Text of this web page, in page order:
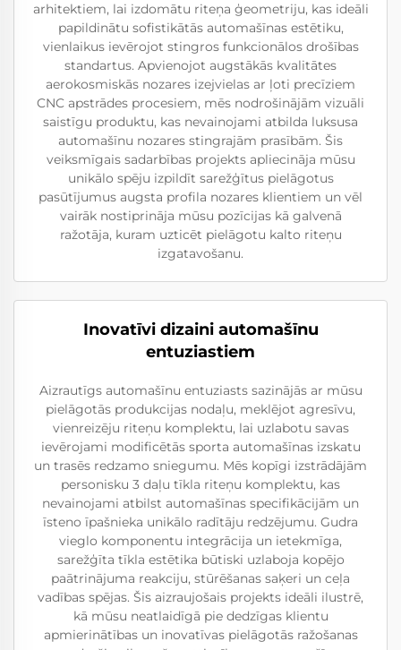
arhitektiem, lai izdomātu riteņa ģeometriju, kas ideāli
papildinātu sofistikātās automašīnas estētiku,
vienlaikus ievērojot stingros funkcionālos drošības
standartus. Apvienojot augstākās kvalitātes
aerokosmiskās nozares izejvielas ar ļoti precīziem
CNC apstrādes procesiem, mēs nodrošinājām vizuāli
saistīgu produktu, kas nevainojami atbilda luksusa
automašīnu nozares stingrajām prasībām. Šis
veiksmīgais sadarbības projekts apliecināja mūsu
unikālo spēju izpildīt sarežģītus pielāgotus
pasūtījumus augsta profila nozares klientiem un vēl
vairāk nostiprināja mūsu pozīcijas kā galvenā
ražotāja, kuram uzticēt pielāgotu kalto riteņu
izgatavošanu.
Inovatīvi dizaini automašīnu
entuziastiem
Aizrautīgs automašīnu entuziasts sazinājās ar mūsu
pielāgotās produkcijas nodaļu, meklējot agresīvu,
vienreizēju riteņu komplektu, lai uzlabotu savas
ievērojami modificētās sporta automašīnas izskatu
un trasēs redzamo sniegumu. Mēs kopīgi izstrādājām
personisku 3 daļu tīkla riteņu komplektu, kas
nevainojami atbilst automašīnas specifikācijām un
īsteno īpašnieka unikālo radītāju redzējumu. Gudra
vieglo komponentu integrācija un ietekmīga,
sarežģīta tīkla estētika būtiski uzlaboja kopējo
paātrinājuma reakciju, stūrēšanas saķeri un ceļa
vadības spējas. Šis aizraujošais projekts ideāli ilustrē,
kā mūsu neatlaidīgā pie dedzīgas klientu
apmierinātības un inovatīvas pielāgotās ražošanas